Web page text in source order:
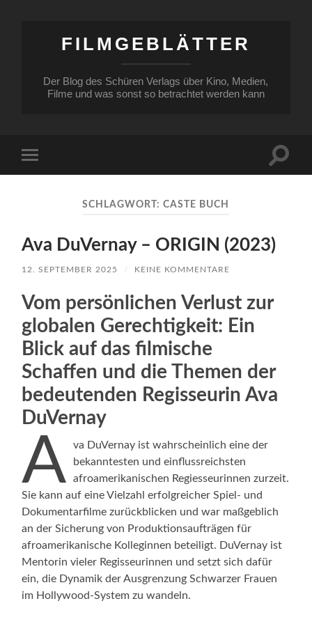
FILMGEBLÄTTER
Der Blog des Schüren Verlags über Kino, Medien,
Filme und was sonst so betrachtet werden kann
Menü
SCHLAGWORT:CASTE BUCH
Ava DuVernay – ORIGIN (2023)
12. SEPTEMBER 2025 / KEINE KOMMENTARE
Vom persönlichen Verlust zur
globalen Gerechtigkeit: Ein
Blick auf das filmische
Schaffen und die Themen der
bedeutenden Regisseurin Ava
DuVernay
A
va DuVernay ist wahrscheinlich eine der
bekanntesten und einflussreichsten
afroamerikanischen Regiesseurinnen zurzeit.
Sie kann auf eine Vielzahl erfolgreicher Spiel- und
Dokumentarfilme zurückblicken und war maßgeblich
an der Sicherung von Produktionsaufträgen für
afroamerikanische Kolleginnen beteiligt. DuVernay ist
Mentorin vieler Regisseurinnen und setzt sich dafür
ein, die Dynamik der Ausgrenzung Schwarzer Frauen
im Hollywood-System zu wandeln.